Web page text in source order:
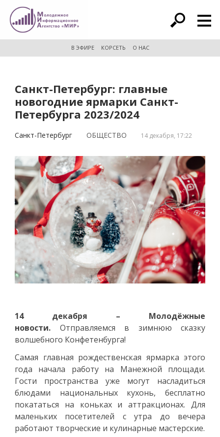
расширенный поиск
В ЭФИРЕ КОРСЕТЬ О НАС
Санкт-Петербург: главные
новогодние ярмарки Санкт-
Петербурга 2023/2024
Санкт-Петербург ОБЩЕСТВО 14 декабря, 17:22
14 декабря – Молодёжные
новости. Отправляемся в зимнюю сказку
волшебного Конфетенбурга!
Самая главная рождественская ярмарка этого
года начала работу на Манежной площади.
Гости пространства уже могут насладиться
блюдами национальных кухонь, бесплатно
покататься на коньках и аттракционах. Для
маленьких посетителей с утра до вечера
работают творческие и кулинарные мастерские.